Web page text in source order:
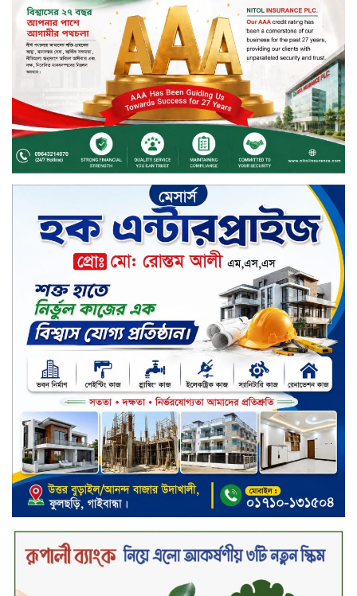
দেশজুড়ে কেনাকাটায় সেরা অফার, ব্র্যান্ড
রাশ আওয়ার এবং এক্সক্লুসিভ পেমেন্ট
ডিসকাউন্ট নিয়ে এলো দারাজ ৮.৮ গ্রেট
৮ সেল
টাঙ্গাইল জেলা পরিষদের ২৩লাখ টাকার
অনুদান বিতরণ
ডিজিটাল স্ক্রিন ছেড়ে ফসলের মাঠে
শিক্ষার্থীরা; টাঙ্গাইলের মহিষমারা কলেজে
খুন্তি-কোদালে তরুণদের নতুন বিপ্লব!
শান্তা পিনাকলে প্রিমিয়ার ব্যাংকের বোর্ড
সভা অনুষ্ঠিত
কাফরুলে মুক্তিযোদ্ধা কল্যাণ সমিতিতে
ইশতিয়াক আজিজ উলফাতের কোটি
টাকার দুর্নীতি, ফ্ল্যাট দখলের অপচেষ্টা ও
সন্ত্রাসী হামলা
ব্যাংকিং খাত স্থিতিশীল করতে ১৮ মাসের
পরিকল্পনা কেন্দ্রীয় ব্যাংকের
কারখানার উৎপাদন কার্যক্রম সম্পূর্ণ বন্ধ,
জানাল এস আলম কোল্ড রোলড স্টিলস
দীর্ঘস্থায়ী ৭,৫০০ এমএএইচ ব্যাটারি
এবং শক্তিশালী গরিলা গ্লাস ৭আই সুরক্ষা